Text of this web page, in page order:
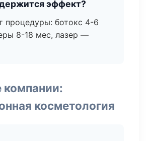
эффект?
процедуры: ботокс 4-6
8-18 мес, лазер —
косметология